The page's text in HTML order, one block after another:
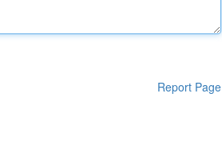
Report Page